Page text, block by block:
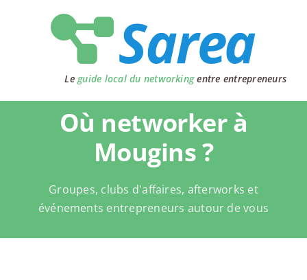
Le guide local du networkingentre entrepreneurs
Où networker à
Mougins ?
Groupes, clubs d'affaires, afterworks et
événements entrepreneurs autour de vous